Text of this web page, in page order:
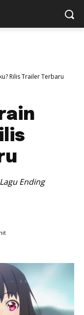
Rilis Trailer Terbaru
Ending